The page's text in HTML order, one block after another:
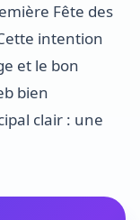
Fête des
intention
et le bon
bien
clair : une